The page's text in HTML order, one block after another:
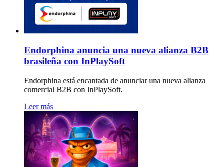
Endorphina anuncia una nueva alianza B2B
brasileña con InPlaySoft
Endorphina está encantada de anunciar una nueva alianza
comercial B2B con InPlaySoft.
Leer más